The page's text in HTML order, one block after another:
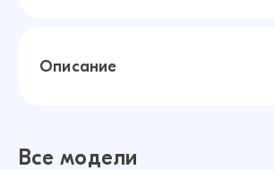
Описание
Все модели